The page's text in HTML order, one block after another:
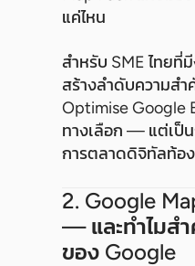
แค่ไหน
สำหรับ SME ไทยที่
สร้างลำดับความส
Optimise Google
ทางเลือก — แต่เป็
การตลาดดิจิทัลท้อ
2. Google
— และทำไมส
ของ Google